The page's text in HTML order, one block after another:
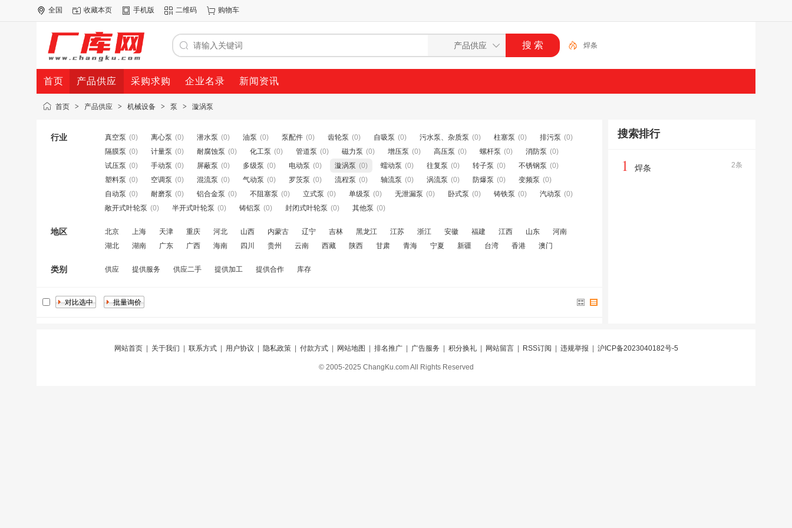
全国 收藏本页 手机版 二维码 购物车
焊条
首页 产品供应 采购求购 企业名录 新闻资讯
首页 > 产品供应 > 机械设备 > 泵 > 漩涡泵
行业 真空泵 (0) 离心泵 (0) 潜水泵 (0) 油泵 (0) 泵配件 (0) 齿轮泵 (0) 自吸泵 (0) 污水泵、杂质泵 (0) 柱塞泵 (0) 排污泵 (0)
隔膜泵 (0) 计量泵 (0) 耐腐蚀泵 (0) 化工泵 (0) 管道泵 (0) 磁力泵 (0) 增压泵 (0) 高压泵 (0) 螺杆泵 (0) 消防泵 (0)
试压泵 (0) 手动泵 (0) 屏蔽泵 (0) 多级泵 (0) 电动泵 (0) 漩涡泵 (0) 蠕动泵 (0) 往复泵 (0) 转子泵 (0) 不锈钢泵 (0)
塑料泵 (0) 空调泵 (0) 混流泵 (0) 气动泵 (0) 罗茨泵 (0) 流程泵 (0) 轴流泵 (0) 涡流泵 (0) 防爆泵 (0) 变频泵 (0)
自动泵 (0) 耐磨泵 (0) 铝合金泵 (0) 不阻塞泵 (0) 立式泵 (0) 单级泵 (0) 无泄漏泵 (0) 卧式泵 (0) 铸铁泵 (0) 汽动泵 (0)
敞开式叶轮泵 (0) 半开式叶轮泵 (0) 铸铝泵 (0) 封闭式叶轮泵 (0) 其他泵 (0)
地区 北京 上海 天津 重庆 河北 山西 内蒙古 辽宁 吉林 黑龙江 江苏 浙江 安徽 福建 江西 山东
河南
湖北
湖南 广东 广西 海南 四川 贵州 云南 西藏 陕西 甘肃 青海 宁夏 新疆 台湾 香港 澳门
类别 供应 提供服务 供应二手 提供加工 提供合作 库存
搜索排行
2条
1 焊条
网站首页| 关于我们 联系方式| 用户协议 隐私政策| 付款方式| 网站地图 排名推广| 广告服务 积分换礼| 网站留言| RSS订阅 违规举报 沪ICP备2023040182号-5
© 2005-2025 ChangKu.com All Rights Reserved